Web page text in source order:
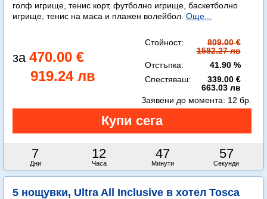
голф игрище, тенис корт, футболно игрище, баскетболно
игрище, тенис на маса и плажен волейбол. Още...
470.00 €
919.24 лв
Стойност:
809.00 €
1582.27 лв
Отстъпка:
41.90 %
Спестяваш:
339.00 €
663.03 лв
7
Дни
12
Часа
47
Минути
56
Секунди
Заявени до момента: 12 бр.
5 нощувки, Ultra All Inclusive в хотел Tosca